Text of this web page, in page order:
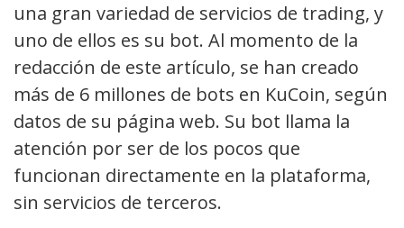
una gran variedad de servicios de trading, y
uno de ellos es su bot. Al momento de la
redacción de este artículo, se han creado
más de 6 millones de bots en KuCoin, según
datos de su página web. Su bot llama la
atención por ser de los pocos que
funcionan directamente en la plataforma,
sin servicios de terceros.